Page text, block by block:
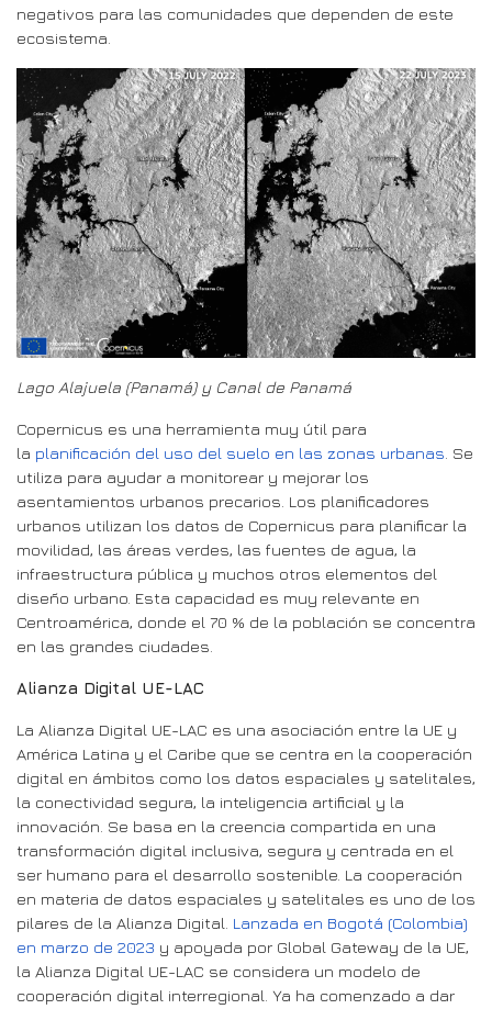
negativos para las comunidades que dependen de este
ecosistema.
Lago Alajuela (Panamá) y Canal de Panamá
Copernicus es una herramienta muy útil para
la planificación del uso del suelo en las zonas urbanas. Se
utiliza para ayudar a monitorear y mejorar los
asentamientos urbanos precarios. Los planificadores
urbanos utilizan los datos de Copernicus para planificar la
movilidad, las áreas verdes, las fuentes de agua, la
infraestructura pública y muchos otros elementos del
diseño urbano. Esta capacidad es muy relevante en
Centroamérica, donde el 70 % de la población se concentra
en las grandes ciudades.
Alianza Digital UE-LAC
La Alianza Digital UE-LAC es una asociación entre la UE y
América Latina y el Caribe que se centra en la cooperación
digital en ámbitos como los datos espaciales y satelitales,
la conectividad segura, la inteligencia artificial y la
innovación. Se basa en la creencia compartida en una
transformación digital inclusiva, segura y centrada en el
ser humano para el desarrollo sostenible. La cooperación
en materia de datos espaciales y satelitales es uno de los
pilares de la Alianza Digital. Lanzada en Bogotá (Colombia)
en marzo de 2023 y apoyada por Global Gateway de la UE,
la Alianza Digital UE-LAC se considera un modelo de
cooperación digital interregional. Ya ha comenzado a dar